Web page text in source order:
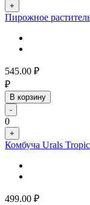
+
Пирожное
545.00 ₽
₽
В корзину
-
0
+
Комбуча Urals
499.00 ₽